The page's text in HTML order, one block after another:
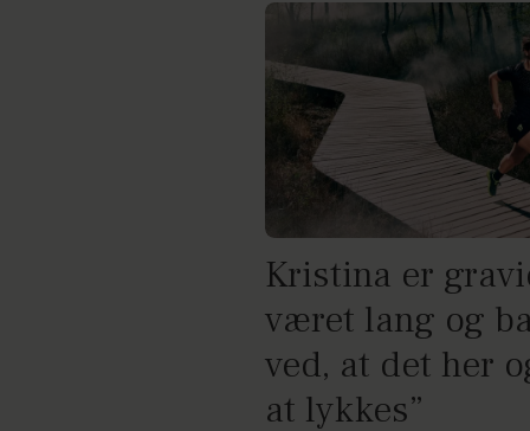
Kristina er
været lang og
ved, at det her
at lykkes”